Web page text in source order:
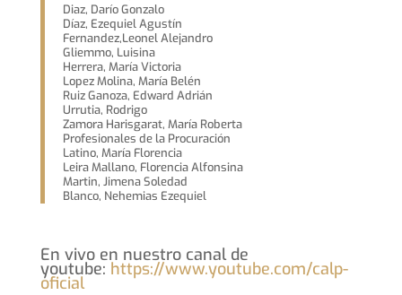
Diaz, Darío Gonzalo
Díaz, Ezequiel Agustín
Fernandez,Leonel Alejandro
Gliemmo, Luisina
Herrera, María Victoria
Lopez Molina, María Belén
Ruiz Ganoza, Edward Adrián
Urrutia, Rodrigo
Zamora Harisgarat, María Roberta
Profesionales de la Procuración
Latino, María Florencia
Leira Mallano, Florencia Alfonsina
Martin, Jimena Soledad
Blanco, Nehemias Ezequiel
En vivo en nuestro canal de
youtube: https://www.youtube.com/calp-
oficial